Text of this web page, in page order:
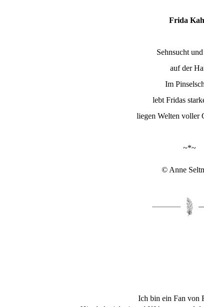
Frida
Sehnsucht
auf der
Im
lebt Fridas
liegen Welten voller
~*~
© Anne
Ich bin ein Fan von